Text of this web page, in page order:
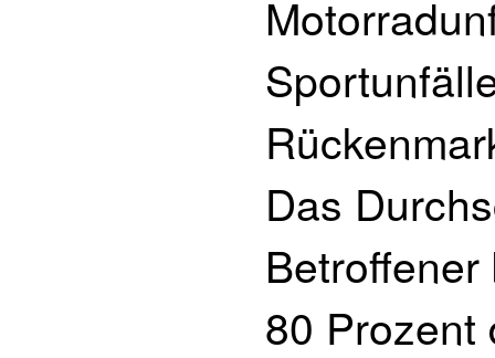
Das
80 Prozent